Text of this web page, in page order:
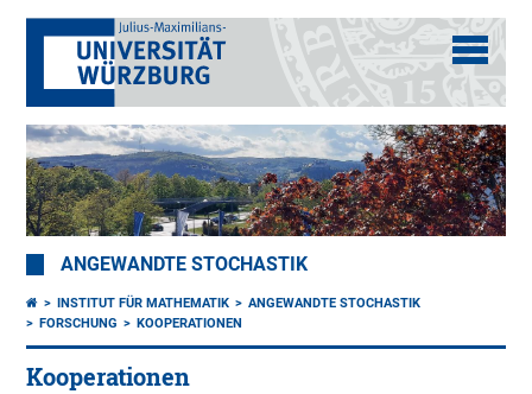
ANGEWANDTE STOCHASTIK
INSTITUT FÜR MATHEMATIK
ANGEWANDTE STOCHASTIK
FORSCHUNG
KOOPERATIONEN
Kooperationen